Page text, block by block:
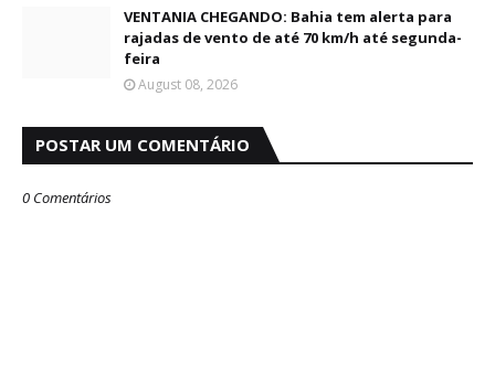
VENTANIA CHEGANDO: Bahia tem alerta para
rajadas de vento de até 70 km/h até segunda-
feira
August 08, 2026
POSTAR UM COMENTÁRIO
0 Comentários